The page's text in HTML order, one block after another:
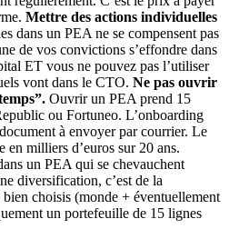
Mettre des actions individuelles
dans un PEA ne se compensent pas
de vos convictions s’effondre dans
ET vous ne pouvez pas l’utiliser
vont dans le CTO. Ne pas ouvrir
Ouvrir un PEA prend 15
ou Fortuneo. L’onboarding
à envoyer par courrier. Le
milliers d’euros sur 20 ans.
un PEA qui se chevauchent
diversification, c’est de la
choisis (monde + éventuellement
un portefeuille de 15 lignes